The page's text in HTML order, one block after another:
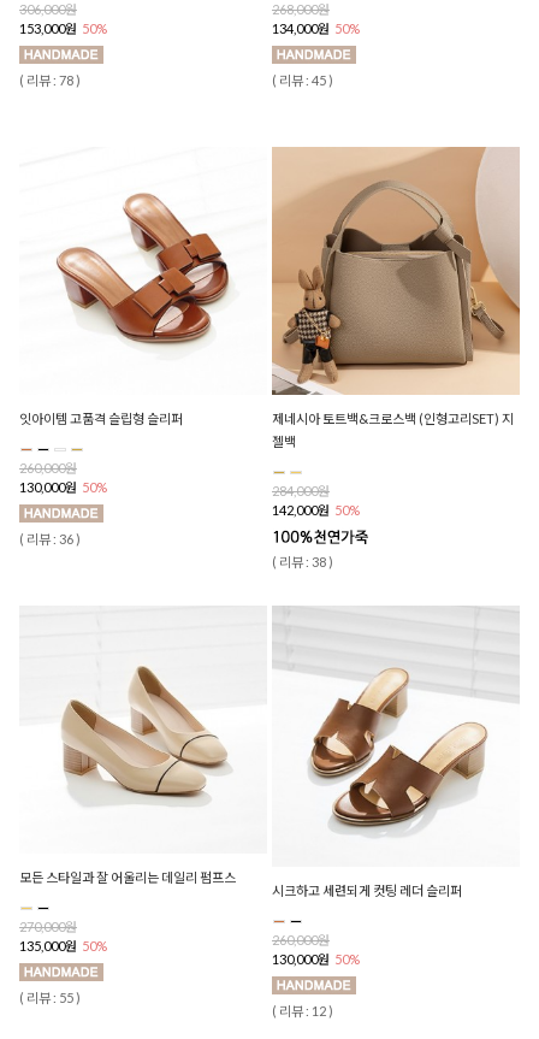
306,000원
153,000원 50%
( 리뷰 : 78 )
268,000원
134,000원 50%
( 리뷰 : 45 )
잇아이템 고품격 슬립형 슬리퍼
260,000원
130,000원 50%
( 리뷰 : 36 )
제네시아 토트백&크로스백 (인형고리SET) 지
젤백
284,000원
142,000원 50%
( 리뷰 : 38 )
모든 스타일과 잘 어울리는 데일리 펌프스
270,000원
135,000원 50%
( 리뷰 : 55 )
시크하고 세련되게 컷팅 레더 슬리퍼
260,000원
130,000원 50%
( 리뷰 : 12 )